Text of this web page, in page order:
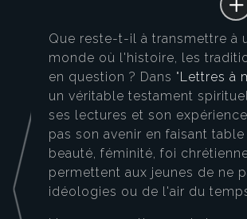
Que reste-t-il à transmettre à
monde où l'histoire, les
en question ? Dans " Lettres à
un véritable testament
ses lectures et son
pas son avenir en faisant
beauté, féminité, foi
permettent aux jeunes de ne
idéologies ou de l'air du